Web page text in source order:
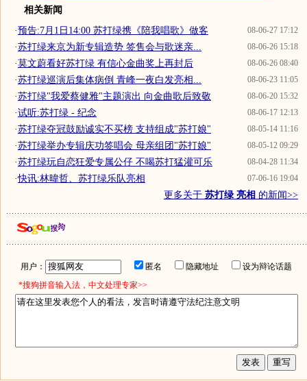
相关新闻
08-06-27 17:12
·预告:7月1日14:00 苏打绿携《陪我唱歌》做客
08-06-26 15:18
·苏打绿来京为新专辑造势 签售会与歌迷亲...
08-06-26 08:40
·莫文蔚看好苏打绿 有信心金曲奖上再封后
08-06-23 11:05
·苏打绿巡演后集体病倒 青峰一夜白发亮相...
08-06-20 15:32
·苏打绿"我爱蔡健雅"主题演出 向金曲歌后致敬
08-06-17 12:13
·试听:苏打绿 - 纪念
08-05-14 11:16
·苏打绿夺冠鼓励诚实不买榜 支持组成"苏打娘"
08-05-12 09:29
·苏打绿举办专辑庆功签唱会 母亲组团"苏打娘"
08-04-28 11:34
·苏打绿玩自恋狂爱专属公仔 不喝苏打猛灌可乐
07-06-16 19:04
·快讯:林暐哲、苏打绿乐队亮相
更多关于 苏打绿 亮相 的新闻>>
用户： 匿名 隐藏地址
设为辩论话题
*搜狗拼音输入法，中文处理专家>>